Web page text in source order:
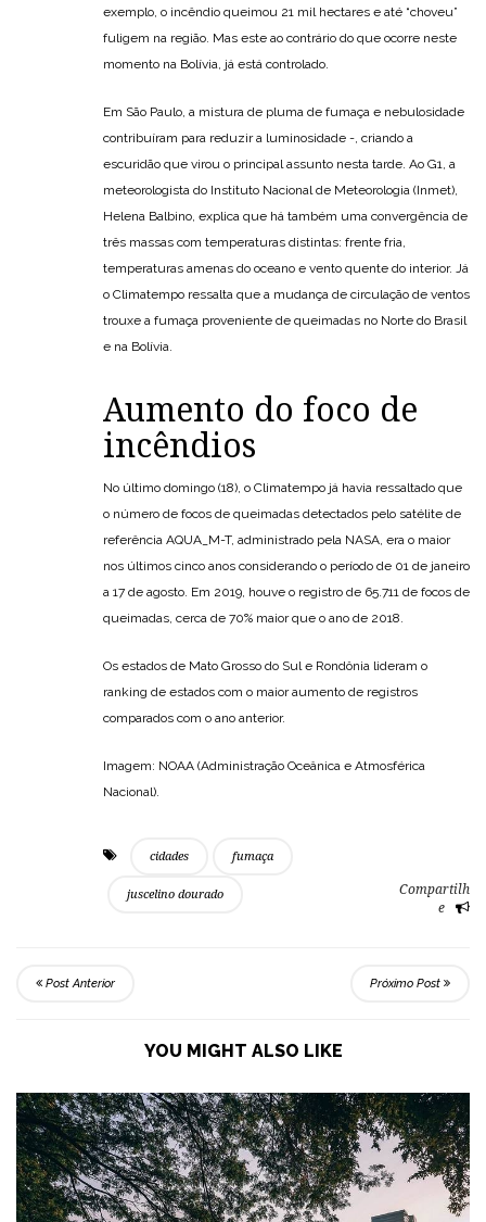
exemplo, o incêndio queimou 21 mil hectares e até “choveu”
fuligem na região. Mas este ao contrário do que ocorre neste
momento na Bolívia, já está controlado.
Em São Paulo, a mistura de pluma de fumaça e nebulosidade
contribuíram para reduzir a luminosidade -, criando a
escuridão que virou o principal assunto nesta tarde. Ao G1, a
meteorologista do Instituto Nacional de Meteorologia (Inmet),
Helena Balbino, explica que há também uma convergência de
três massas com temperaturas distintas: frente fria,
temperaturas amenas do oceano e vento quente do interior. Já
o Climatempo ressalta que a mudança de circulação de ventos
trouxe a fumaça proveniente de queimadas no Norte do Brasil
e na Bolívia.
Aumento do foco de
incêndios
No último domingo (18), o Climatempo já havia ressaltado que
o número de focos de queimadas detectados pelo satélite de
referência AQUA_M-T, administrado pela NASA, era o maior
nos últimos cinco anos considerando o período de 01 de janeiro
a 17 de agosto. Em 2019, houve o registro de 65.711 de focos de
queimadas, cerca de 70% maior que o ano de 2018.
Os estados de Mato Grosso do Sul e Rondônia lideram o
ranking de estados com o maior aumento de registros
comparados com o ano anterior.
Imagem: NOAA (Administração Oceânica e Atmosférica
Nacional).
cidades fumaça
juscelino dourado
Compartilh
e
Post Anterior Próximo Post
YOU MIGHT ALSO LIKE